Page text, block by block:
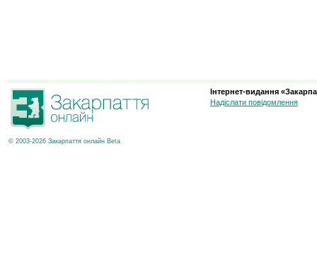
© 2003-2026 Закарпаття онлайн Beta
Інтернет-видання
Надіслати повідомлення